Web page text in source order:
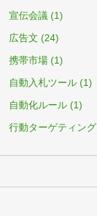
宣伝会議 (1)
広告文 (24)
携帯市場 (1)
自動入札ツール (1)
自動化ルール (1)
行動ターゲティング